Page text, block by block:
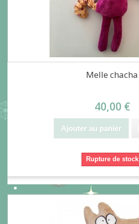
Melle chacha
40,00 €
Ajouter au panier
Rupture de stock